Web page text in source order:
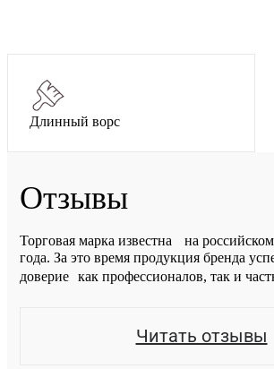
Длинный ворс
Отзывы
Торговая марка известна на
года. За это время продукция бренда
доверие как профессионалов, так и
Читать отзывы